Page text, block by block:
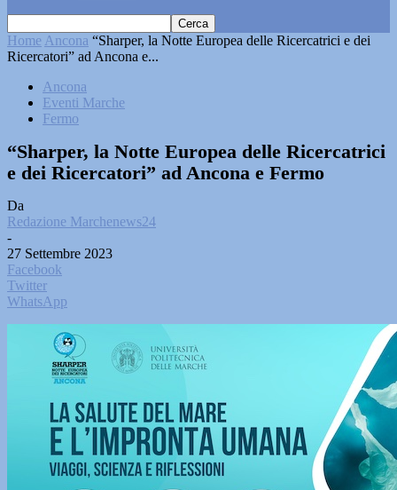
Home Ancona “Sharper, la Notte Europea delle Ricercatrici e dei
Ricercatori” ad Ancona e...
Ancona
Eventi Marche
Fermo
“Sharper, la Notte Europea delle Ricercatrici
e dei Ricercatori” ad Ancona e Fermo
Da
Redazione Marchenews24
-
27 Settembre 2023
Facebook
Twitter
WhatsApp